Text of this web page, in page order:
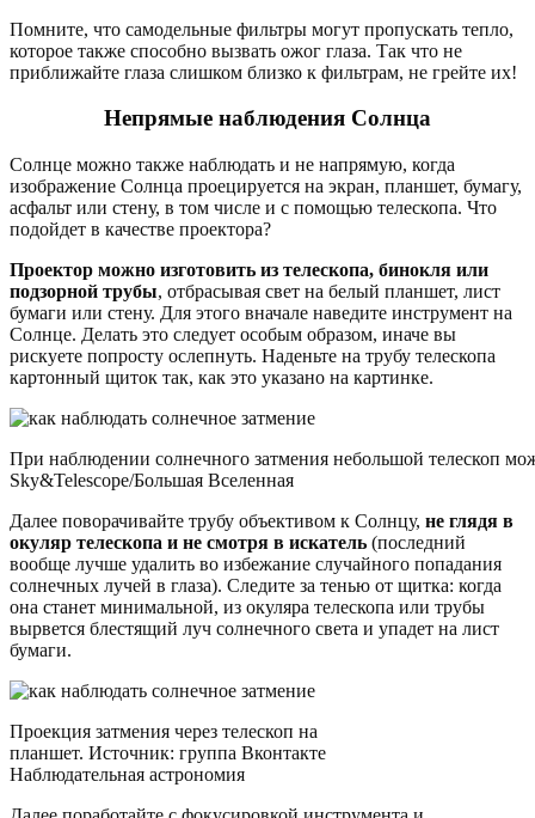
Помните, что самодельные фильтры могут пропускать тепло,
которое также способно вызвать ожог глаза. Так что не
приближайте глаза слишком близко к фильтрам, не грейте их!
Непрямые наблюдения Солнца
Солнце можно также наблюдать и не напрямую, когда
изображение Солнца проецируется на экран, планшет, бумагу,
асфальт или стену, в том числе и с помощью телескопа. Что
подойдет в качестве проектора?
Проектор можно изготовить из телескопа, бинокля или
подзорной трубы, отбрасывая свет на белый планшет, лист
бумаги или стену. Для этого вначале наведите инструмент на
Солнце. Делать это следует особым образом, иначе вы
рискуете попросту ослепнуть. Наденьте на трубу телескопа
картонный щиток так, как это указано на картинке.
При наблюдении солнечного затмения небольшой телескоп
Sky&Telescope/Большая Вселенная
Далее поворачивайте трубу объективом к Солнцу, не глядя в
окуляр телескопа и не смотря в искатель (последний
вообще лучше удалить во избежание случайного попадания
солнечных лучей в глаза). Следите за тенью от щитка: когда
она станет минимальной, из окуляра телескопа или трубы
вырвется блестящий луч солнечного света и упадет на лист
бумаги.
Проекция затмения через телескоп на
планшет. Источник: группа Вконтакте
Наблюдательная астрономия